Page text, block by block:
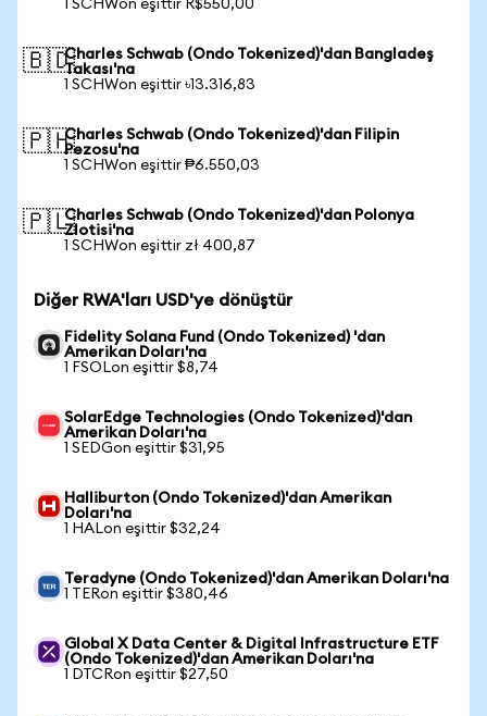
1 SCHWon eşittir R$550,00
🇧🇩Charles Schwab (Ondo Tokenized)'dan Bangladeş
Takası'na
1 SCHWon eşittir ৳13.316,83
🇵🇭Charles Schwab (Ondo Tokenized)'dan Filipin
Pezosu'na
1 SCHWon eşittir ₱6.550,03
🇵🇱Charles Schwab (Ondo Tokenized)'dan Polonya
Zlotisi'na
1 SCHWon eşittir zł 400,87
Diğer RWA'ları USD'ye dönüştür
Fidelity Solana Fund (Ondo Tokenized) 'dan
Amerikan Doları'na
1 FSOLon eşittir $8,74
SolarEdge Technologies (Ondo Tokenized)'dan
Amerikan Doları'na
1 SEDGon eşittir $31,95
Halliburton (Ondo Tokenized)'dan Amerikan
Doları'na
1 HALon eşittir $32,24
Teradyne (Ondo Tokenized)'dan Amerikan Doları'na
1 TERon eşittir $380,46
Global X Data Center & Digital Infrastructure ETF
(Ondo Tokenized)'dan Amerikan Doları'na
1 DTCRon eşittir $27,50